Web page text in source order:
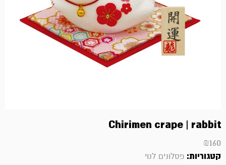
Chirimen crape | rabbit
₪160
קטגוריות: פסלונים לנוי